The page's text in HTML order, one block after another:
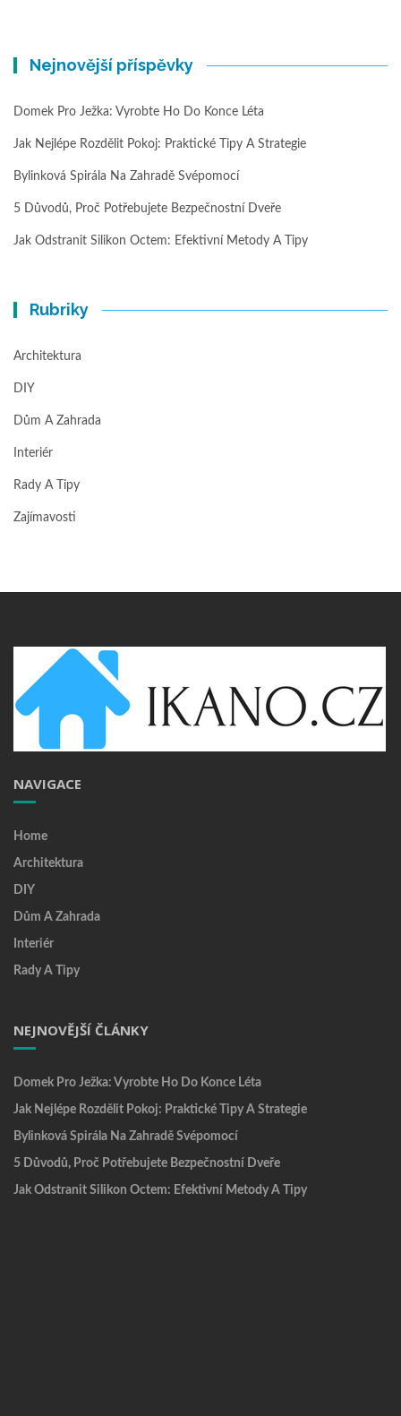
Nejnovější příspěvky
Domek Pro Ježka: Vyrobte Ho Do Konce Léta
Jak Nejlépe Rozdělit Pokoj: Praktické Tipy A Strategie
Bylinková Spirála Na Zahradě Svépomocí
5 Důvodů, Proč Potřebujete Bezpečnostní Dveře
Jak Odstranit Silikon Octem: Efektivní Metody A Tipy
Rubriky
Architektura
DIY
Dům A Zahrada
Interiér
Rady A Tipy
Zajímavosti
NAVIGACE
Home
Architektura
DIY
Dům A Zahrada
Interiér
Rady A Tipy
NEJNOVĚJŠÍ ČLÁNKY
Domek Pro Ježka: Vyrobte Ho Do Konce Léta
Jak Nejlépe Rozdělit Pokoj: Praktické Tipy A Strategie
Bylinková Spirála Na Zahradě Svépomocí
5 Důvodů, Proč Potřebujete Bezpečnostní Dveře
Jak Odstranit Silikon Octem: Efektivní Metody A Tipy